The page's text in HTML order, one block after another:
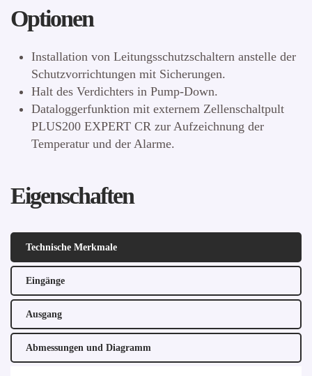
Optionen
Installation von Leitungsschutzschaltern anstelle der
Schutzvorrichtungen mit Sicherungen.
Halt des Verdichters in Pump-Down.
Dataloggerfunktion mit externem Zellenschaltpult
PLUS200 EXPERT CR zur Aufzeichnung der
Temperatur und der Alarme.
Eigenschaften
Technische Merkmale
Eingänge
Ausgang
Abmessungen und Diagramm